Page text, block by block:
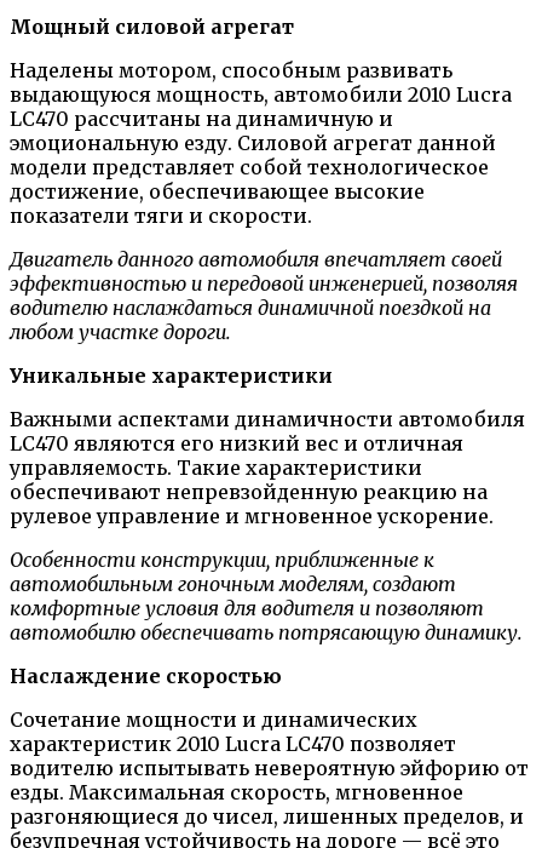
Мощный силовой агрегат
Наделены мотором, способным развивать
выдающуюся мощность, автомобили 2010 Lucra
LC470 рассчитаны на динамичную и
эмоциональную езду. Силовой агрегат данной
модели представляет собой технологическое
достижение, обеспечивающее высокие
показатели тяги и скорости.
Двигатель данного автомобиля впечатляет своей
эффективностью и передовой инженерией, позволяя
водителю наслаждаться динамичной поездкой на
любом участке дороги.
Уникальные характеристики
Важными аспектами динамичности автомобиля
LC470 являются его низкий вес и отличная
управляемость. Такие характеристики
обеспечивают непревзойденную реакцию на
рулевое управление и мгновенное ускорение.
Особенности конструкции, приближенные к
автомобильным гоночным моделям, создают
комфортные условия для водителя и позволяют
автомобилю обеспечивать потрясающую динамику.
Наслаждение скоростью
Сочетание мощности и динамических
характеристик 2010 Lucra LC470 позволяет
водителю испытывать невероятную эйфорию от
езды. Максимальная скорость, мгновенное
разгоняющиеся до чисел, лишенных пределов, и
безупречная устойчивость на дороге — всё это